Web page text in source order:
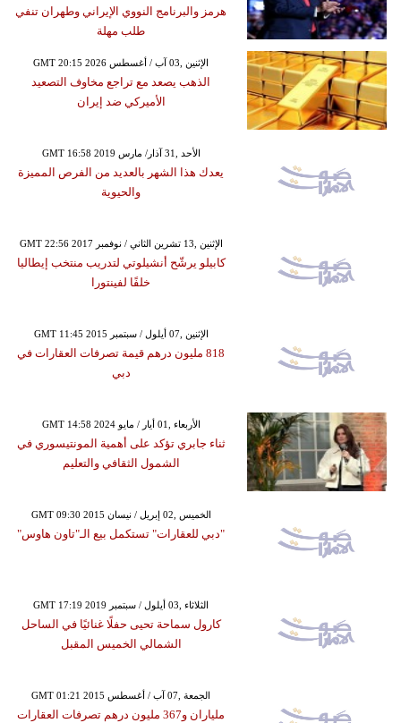
هرمز والبرنامج النووي الإيراني وطهران تنفي
طلب مهلة
GMT 20:15 2026 الإثنين ,03 آب / أغسطس
الذهب يصعد مع تراجع مخاوف التصعيد
الأميركي ضد إيران
GMT 16:58 2019 الأحد ,31 آذار/ مارس
يعدك هذا الشهر بالعديد من الفرص المميزة
والحيوية
GMT 22:56 2017 الإثنين ,13 تشرين الثاني / نوفمبر
كابيلو يرشّح أنشيلوتي لتدريب منتخب إيطاليا
خلفًا لفينتورا
GMT 11:45 2015 الإثنين ,07 أيلول / سبتمبر
818 مليون درهم قيمة تصرفات العقارات في
دبي
GMT 14:58 2024 الأربعاء ,01 أيار / مايو
ثناء جابري تؤكد على أهمية المونتيسوري في
الشمول الثقافي والتعليم
GMT 09:30 2015 الخميس ,02 إبريل / نيسان
"دبي للعقارات" تستكمل بيع الـ"تاون هاوس"
GMT 17:19 2019 الثلاثاء ,03 أيلول / سبتمبر
كارول سماحة تحيى حفلًا غنائيًا في الساحل
الشمالي الخميس المقبل
GMT 01:21 2015 الجمعة ,07 آب / أغسطس
ملياران و367 مليون درهم تصرفات العقارات